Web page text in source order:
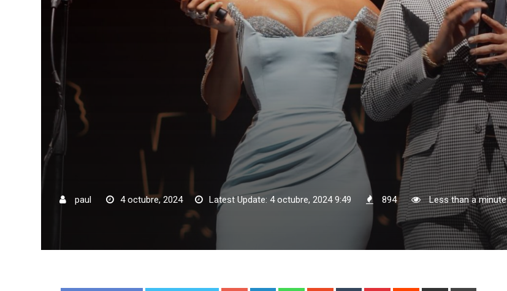
paul 4 octubre, 2024 Latest Update: 4 octubre, 2024 9:49 894 Less than a minute